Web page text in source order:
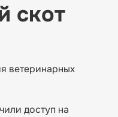
скот
ветеринарных
доступ на